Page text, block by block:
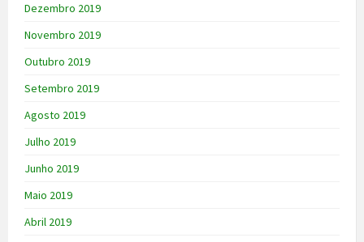
Dezembro 2019
Novembro 2019
Outubro 2019
Setembro 2019
Agosto 2019
Julho 2019
Junho 2019
Maio 2019
Abril 2019